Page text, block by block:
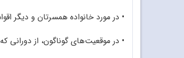
• در مورد خانواده همسرتان و دیگر
• در موقعیت‌های گوناگون، از دورانی